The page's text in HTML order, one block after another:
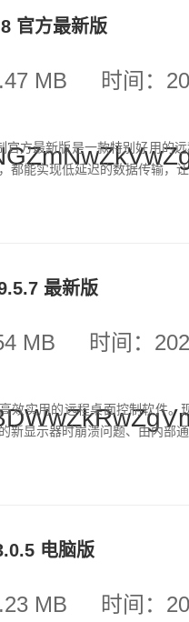
官方最新版
MB
时间：
官方最新版是一款特别好用的
都能实现低延迟的数据传输，
最新版
MB
时间：
效实用的远程桌面控制软件
新显示器时崩溃问题、由内部
电脑版
MB
时间：